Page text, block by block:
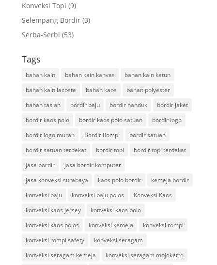
Konveksi Topi (9)
Selempang Bordir(3)
Serba-Serbi (53)
Tags
bahan kain bahan kain kanvas
bahan kain katun
bahan kain lacoste
bahan kaos
bahan polyester
bahan taslan
bordir baju bordir handuk
bordir jaket
bordir kaos polo
bordir kaos polo satuan
bordir logo
bordir logo murah
Bordir Rompi
bordir satuan
bordir satuan terdekat
bordir topi
bordir topi terdekat
jasa bordir
jasa bordir komputer
jasa konveksi surabaya
kaos polo bordir
kemeja bordir
konveksi baju
konveksi baju polos
Konveksi Kaos
konveksi kaos jersey
konveksi kaos polo
konveksi kaos polos
konveksi kemeja
konveksi rompi
konveksi rompi safety
konveksi seragam
konveksi seragam kemeja
konveksi seragam mojokerto